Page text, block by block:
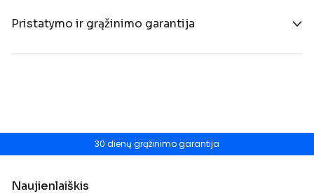
Pristatymo ir grąžinimo garantija
30 dienų grąžinimo garantija
Naujienlaiškis